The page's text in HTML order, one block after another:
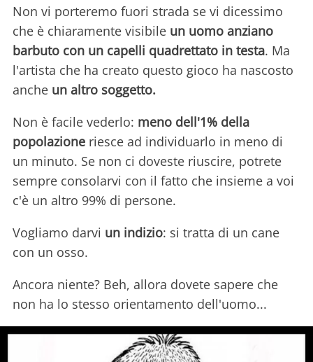
Non vi porteremo fuori strada se vi dicessimo
che è chiaramente visibile un uomo anziano
barbuto con un capelli quadrettato in testa. Ma
l'artista che ha creato questo gioco ha nascosto
anche un altro soggetto.
Non è facile vederlo: meno dell'1% della
popolazione riesce ad individuarlo in meno di
un minuto. Se non ci doveste riuscire, potrete
sempre consolarvi con il fatto che insieme a voi
c'è un altro 99% di persone.
Vogliamo darvi un indizio: si tratta di un cane
con un osso.
Ancora niente? Beh, allora dovete sapere che
non ha lo stesso orientamento dell'uomo...